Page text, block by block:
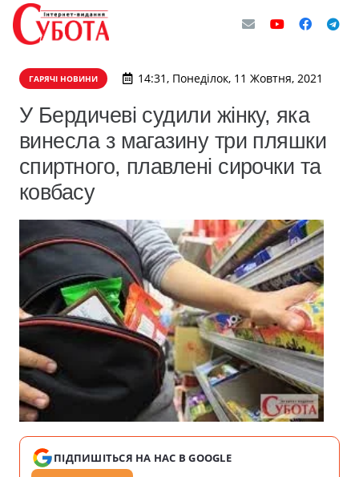
ГАРЯЧІ НОВИНИ 14:31, Понеділок, 11 Жовтня, 2021
У Бердичеві судили жінку, яка
винесла з магазину три пляшки
спиртного, плавлені сирочки та
ковбасу
ПІДПИШІТЬСЯ НА НАС В GOOGLE